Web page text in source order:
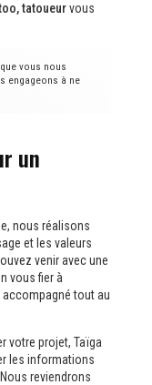
tatoueurvous
vous nous
engageons à ne
un
nous réalisons
et les valeurs
venir avec une
vous fier à
accompagné tout au
votre projet, Taïga
les informations
reviendrons